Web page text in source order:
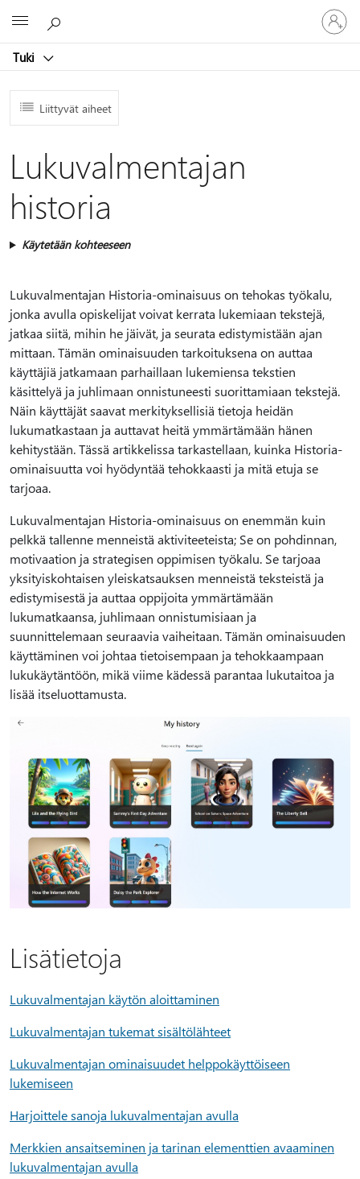
Tuki
Kirjaudu
sisään
tilille
Liittyvät aiheet
Lukuvalmentajan
historia
Käytetään kohteeseen
Lukuvalmentajan Historia-ominaisuus on tehokas työkalu,
jonka avulla opiskelijat voivat kerrata lukemiaan tekstejä,
jatkaa siitä, mihin he jäivät, ja seurata edistymistään ajan
mittaan. Tämän ominaisuuden tarkoituksena on auttaa
käyttäjiä jatkamaan parhaillaan lukemiensa tekstien
käsittelyä ja juhlimaan onnistuneesti suorittamiaan tekstejä.
Näin käyttäjät saavat merkityksellisiä tietoja heidän
lukumatkastaan ja auttavat heitä ymmärtämään hänen
kehitystään. Tässä artikkelissa tarkastellaan, kuinka Historia-
ominaisuutta voi hyödyntää tehokkaasti ja mitä etuja se
tarjoaa.
Lukuvalmentajan Historia-ominaisuus on enemmän kuin
pelkkä tallenne menneistä aktiviteeteista; Se on pohdinnan,
motivaation ja strategisen oppimisen työkalu. Se tarjoaa
yksityiskohtaisen yleiskatsauksen menneistä teksteistä ja
edistymisestä ja auttaa oppijoita ymmärtämään
lukumatkaansa, juhlimaan onnistumisiaan ja
suunnittelemaan seuraavia vaiheitaan. Tämän ominaisuuden
käyttäminen voi johtaa tietoisempaan ja tehokkaampaan
lukukäytäntöön, mikä viime kädessä parantaa lukutaitoa ja
lisää itseluottamusta.
Lisätietoja
Lukuvalmentajan käytön aloittaminen
Lukuvalmentajan tukemat sisältölähteet
Lukuvalmentajan ominaisuudet helppokäyttöiseen
lukemiseen
Harjoittele sanoja lukuvalmentajan avulla
Merkkien ansaitseminen ja tarinan elementtien avaaminen
lukuvalmentajan avulla